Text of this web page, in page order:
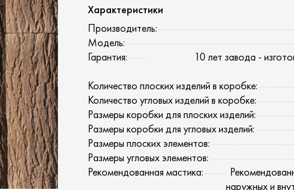
Характеристики
Производитель:
Модель:
Гарантия:
10 лет завода -
Количество плоских изделий в коробке:
Количество угловых изделий в коробке:
Размеры коробки для плоских изделий:
Размеры коробки для угловых изделий:
Размеры плоских элементов:
Размеры угловых элементов:
Рекомендованная мастика:
наружных и